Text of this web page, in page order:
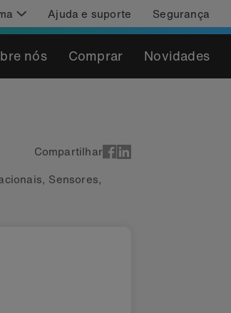
Ajuda e suporte Segurança
nós Comprar Novidades
Compartilhar
, Sensores,